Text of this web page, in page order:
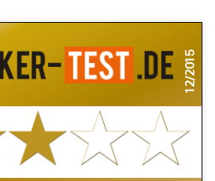
12/2015